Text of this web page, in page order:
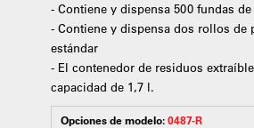
- Contiene y dispensa 500 fundas de
- Contiene y dispensa dos rollos de
estándar
- El contenedor de residuos
capacidad de 1,7 l.
Opciones de modelo:0487-R